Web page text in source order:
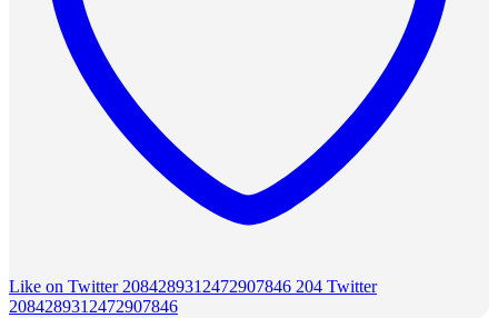
Like on Twitter 2084289312472907846 204 Twitter
2084289312472907846